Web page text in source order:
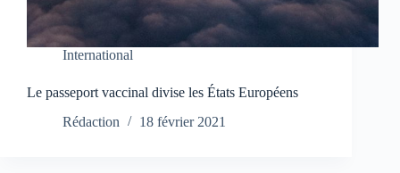
International
Le passeport vaccinal divise les États Européens
Rédaction
18 février 2021